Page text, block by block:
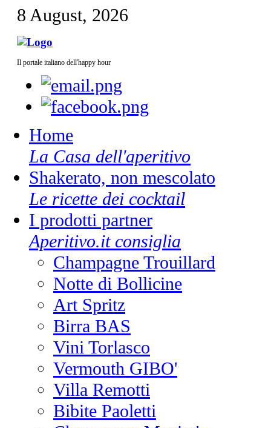
8 August, 2026
Il portale italiano dell'happy hour
Home
La Casa dell'aperitivo
Shakerato, non mescolato
Le ricette dei cocktail
I prodotti partner
Aperitivo.it consiglia
Champagne Trouillard
Notte di Bollicine
Art Spritz
Birra BAS
Vini Torlasco
Vermouth GIBO'
Villa Remotti
Bibite Paoletti